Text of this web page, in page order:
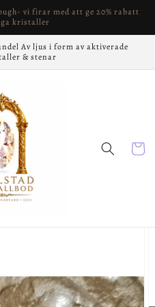
vi firar med att ge 20% rabatt
kristaller
Av ljus i form av aktiverade
& stenar